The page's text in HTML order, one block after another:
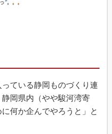
ている静岡ものづくり連
岡県内（やや駿河湾寄
何か企んでやろうと」と